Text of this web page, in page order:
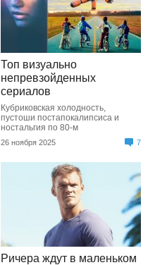
Топ визуально
непревзойденных
сериалов
Кубриковская холодность,
пустоши постапокалипсиса и
ностальгия по 80-м
26 ноября 2025 7
Ричера ждут в маленьком